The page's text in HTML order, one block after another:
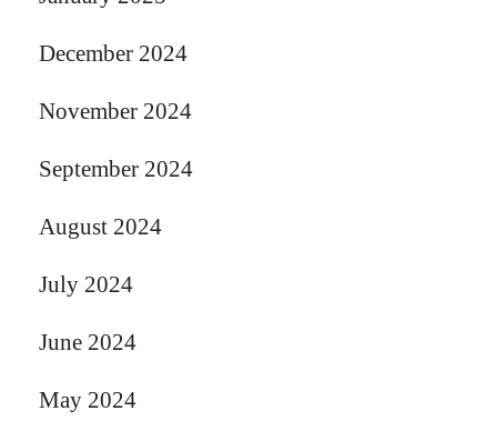
December 2024
November 2024
September 2024
August 2024
July 2024
June 2024
May 2024